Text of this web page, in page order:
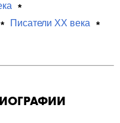
Писатели XX века